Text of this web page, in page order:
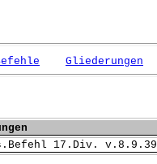
Gliederungen
17.Div. v.8.9.39